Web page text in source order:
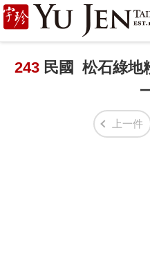
宇
珍
國
243 民國 松石綠地
上一件